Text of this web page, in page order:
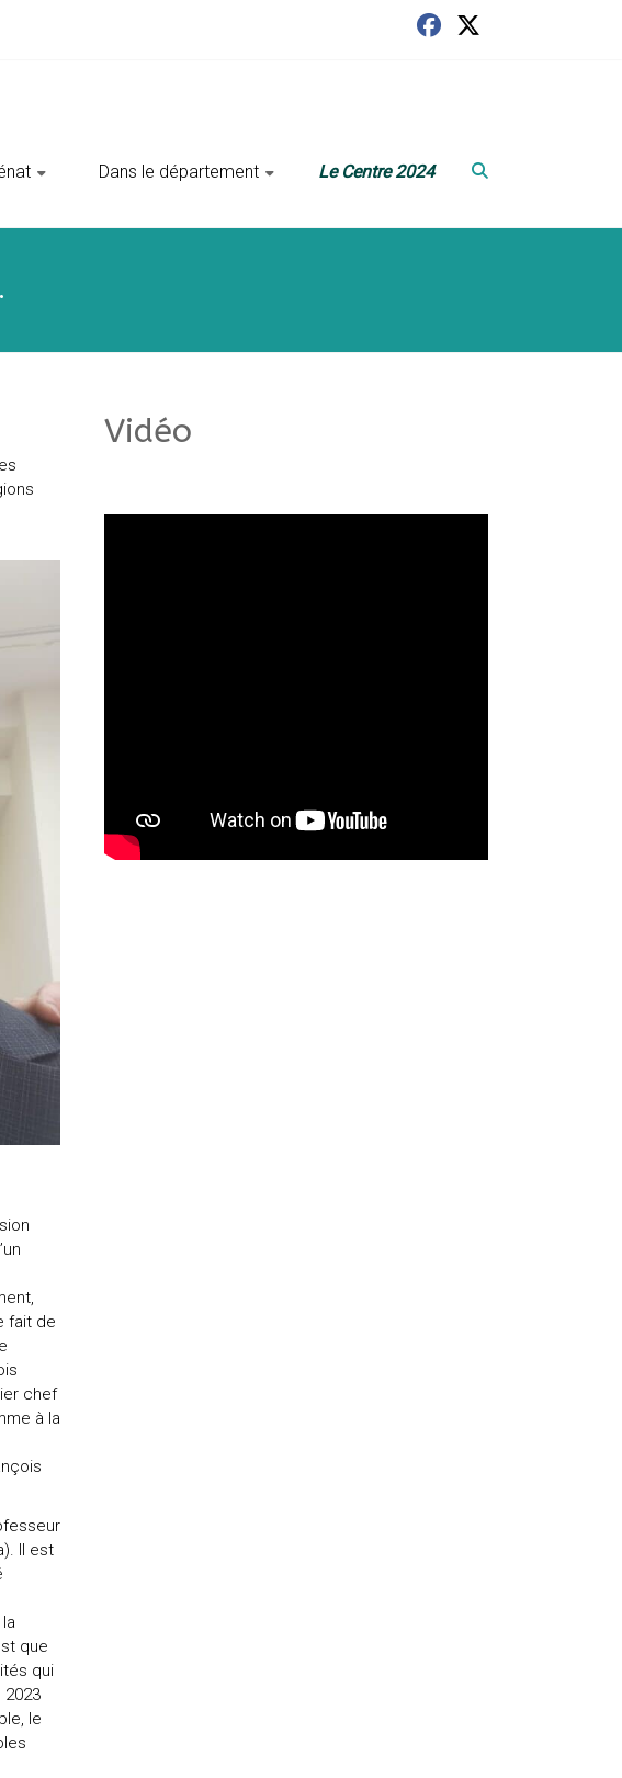
‎ ‎ Dans le département Le Centre 2024
fait de
chef
à la
Il est
que
qui
le
Vidéo